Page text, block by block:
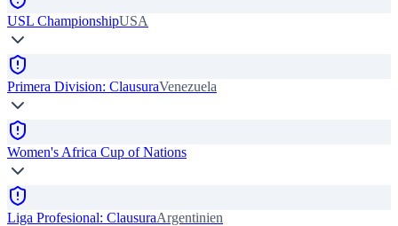
USL ChampionshipUSA
Primera Division: ClausuraVenezuela
Women's Africa Cup of Nations
Liga Profesional: ClausuraArgentinien